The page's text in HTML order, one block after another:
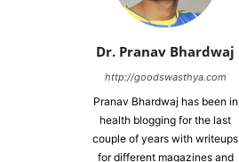
Dr. Pranav Bhardwaj
http://goodswasthya.com
Pranav Bhardwaj has been in
health blogging for the last
couple of years with writeups
for different magazines and